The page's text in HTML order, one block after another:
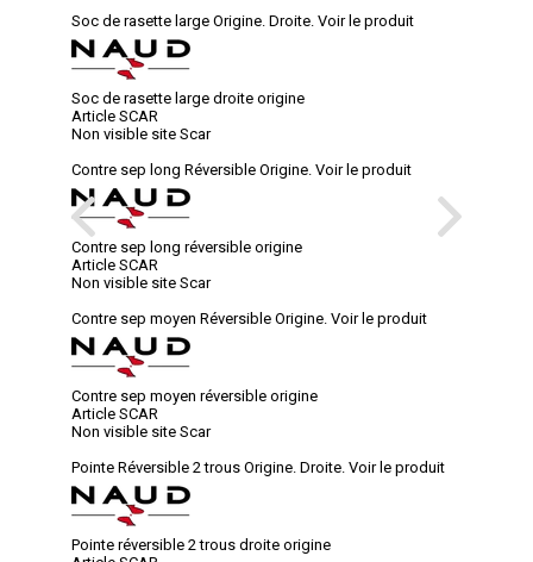
Soc de rasette large Origine. Droite. Voir le produit
Soc de rasette large droite origine
Article SCAR
Non visible site Scar
Contre sep long Réversible Origine. Voir le produit
Contre sep long réversible origine
Article SCAR
Non visible site Scar
Contre sep moyen Réversible Origine. Voir le produit
Contre sep moyen réversible origine
Article SCAR
Non visible site Scar
Pointe Réversible 2 trous Origine. Droite. Voir le produit
Pointe réversible 2 trous droite origine